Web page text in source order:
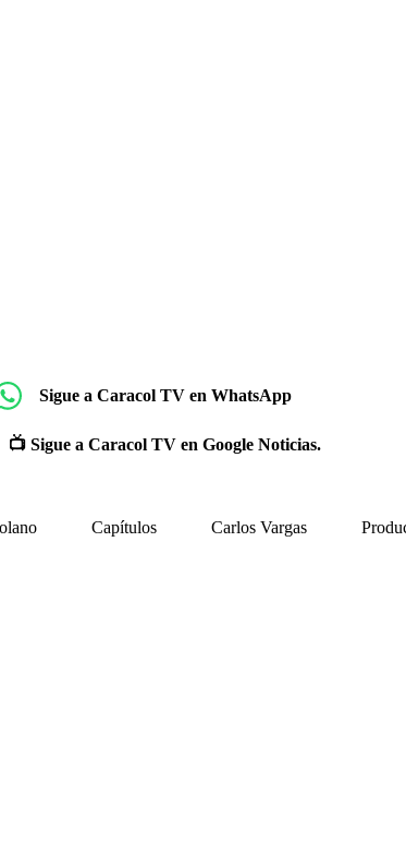
Sigue a Caracol TV en WhatsApp
📺 Sigue a Caracol TV en Google Noticias.
Capítulos Carlos Vargas